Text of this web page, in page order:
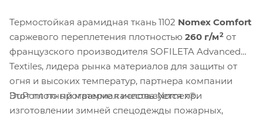
Термостойкая арамидная ткань 1102 Nomex Comfort
саржевого переплетения плотностью 260 г/м2 от
французского производителя SOFILETA Advanced
Textiles, лидера рынка материалов для защиты от
огня и высоких температур, партнера компании
DuPont по программе качества Nomex®.
Этот плотный материал используется при
изготовлении зимней спецодежды пожарных,